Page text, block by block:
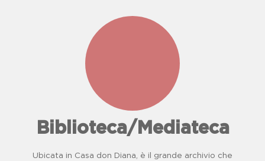
Biblioteca/Mediateca
Ubicata in Casa don Diana, è il grande archivio che